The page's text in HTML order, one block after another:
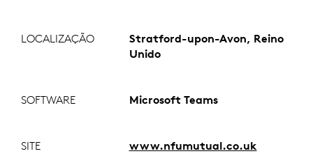
LOCALIZAÇÃO
Stratford-upon-Avon, Reino
Unido
SOFTWARE Microsoft Teams
SITE www.nfumutual.co.uk